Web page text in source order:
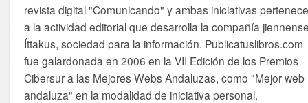
revista digital "Comunicando" y ambas iniciativas
a la actividad editorial que desarrolla la compañía
Íttakus, sociedad para la información. Publicatuslibros.com
fue galardonada en 2006 en la VII Edición de los Premios
Cibersur a las Mejores Webs Andaluzas, como "Mejor web
andaluza" en la modalidad de iniciativa personal.